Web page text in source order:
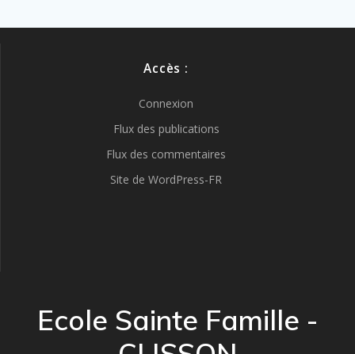
Accès :
Connexion
Flux des publications
Flux des commentaires
Site de WordPress-FR
Ecole Sainte Famille -